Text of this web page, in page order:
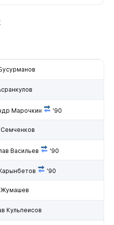
Марочкин '90
Васильев '90
'90
Кульпеисов